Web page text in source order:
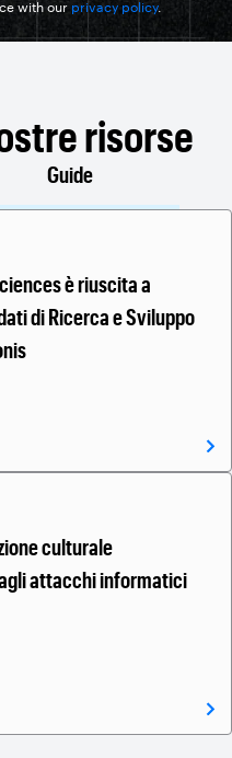
with our privacy policy.
risorse
Guide
è riuscita a
di Ricerca e Sviluppo
culturale
attacchi informatici